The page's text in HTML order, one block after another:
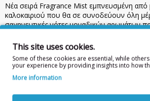
Νέα σειρά Fragrance Mist εμπνευσμένη από
καλοκαιριού που θα σε συνοδεύουν όλη
σαγηνευτικές νότες μοναδικών αρωμάτων
Για μέγιστη διάρκεια, χρησιμοποίησε το
ενυδατική, ύστερα από κάθε ντουζ.
Η σειρά αποτελείται από 10 υπέροχα
με σύνθεση glitter για εξόδους γεμάτες
Συστατικά:ALCOHOL DENAT, AQUA,
This site uses cookies.
Some of these cookies are essential, while
your experience by providing insights into how
More information